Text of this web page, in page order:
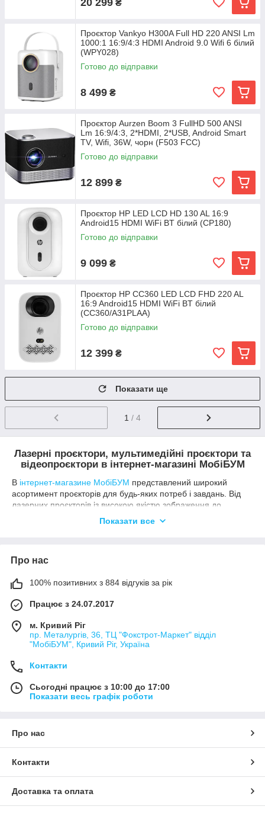
₴
Проєктор Vankyo H300A Full HD 220 ANSI Lm
1000:1 16:9/4:3 HDMI Android 9.0 Wifi 6 білий
(WPY028)
Готово до відправки
8 499 ₴
Проєктор Aurzen Boom 3 FullHD 500 ANSI
Lm 16:9/4:3, 2*HDMI, 2*USB, Android Smart
TV, Wifi, 36W, чорн (F503 FCC)
Готово до відправки
12 899 ₴
Проєктор HP LED LCD HD 130 AL 16:9
Android15 HDMI WiFi BT білий (CP180)
Готово до відправки
9 099 ₴
Проєктор HP CC360 LED LCD FHD 220 AL
16:9 Android15 HDMI WiFi BT білий
(CC360/A31PLAA)
Готово до відправки
12 399 ₴
Показати ще
1 / 4
Лазерні проєктори, мультимедійні проєктори та
відеопроєктори в інтернет-магазині МобіБУМ
В інтернет-магазине МобіБУМ представлений широкий
асортимент проєкторів для будь-яких потреб і завдань. Від
лазерних проєкторів із високою якістю зображення до
мультимедійних проєкторів для домашніх кінотеатрів і
Лазерні проєктори
тривалим терміном експлуатації джерела світла та
підходять для кінотеатрів, освітніх установ і преміумсегменту
Переваги
Висока яскравість і контрастність
Довговічність і надійність
Мультимедійні проєктори
широким спектром пристроїв, що під'єднуються, і простотою
Підтримка різних мультимедійних форматів
Легке настроювання й керування
Показати все
Про нас
100% позитивних з 884 відгуків за рік
Працює з 24.07.2017
м. Кривий Ріг
пр. Металургів, 36, ТЦ "Фокстрот-Маркет" відділ
"МобіБУМ", Кривий Ріг, Україна
Контакти
Сьогодні працює з 10:00 до 17:00
Показати весь графік роботи
Про нас
Контакти
Доставка та оплата